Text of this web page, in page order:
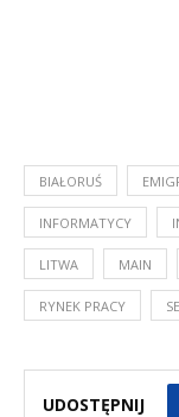
BIAŁORUŚ
INFORMATYCY
LITWA MAIN
RYNEK PRACY
UDOSTĘPNIJ